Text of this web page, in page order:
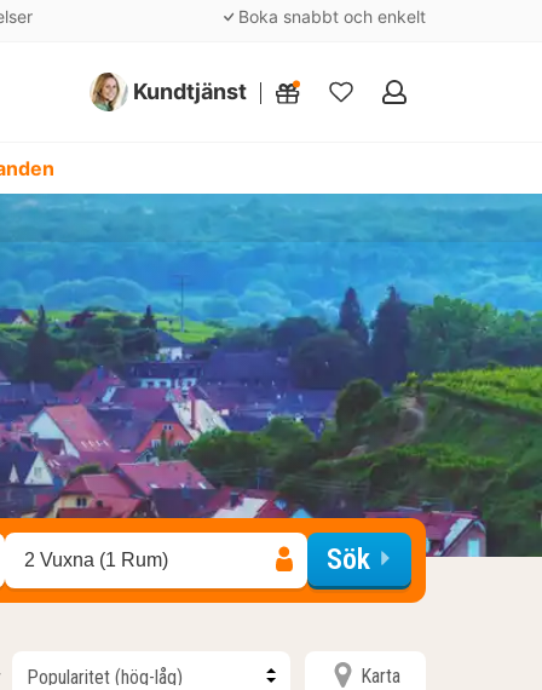
Boka snabbt och enkelt
Kundtjänst
Mina
2 Vuxna (1 Rum) Sök
Karta